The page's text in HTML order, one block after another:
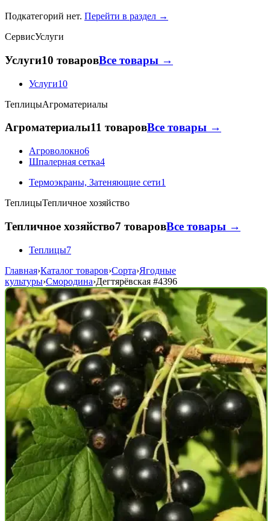
Подкатегорий нет. Перейти в раздел →
СервисУслуги
Услуги10 товаровВсе товары →
Услуги10
ТеплицыАгроматериалы
Агроматериалы11 товаровВсе товары →
Агроволокно6
Шпалерная сетка4
Термоэкраны, Затеняющие сети1
ТеплицыТепличное хозяйство
Тепличное хозяйство7 товаровВсе товары →
Теплицы7
Главная›Каталог товаров›Сорта›Ягодные
культуры›Смородина›Дегтярёвская #4396